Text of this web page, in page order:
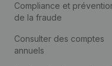
Compliance et
de la fraude
Consulter des comptes
annuels